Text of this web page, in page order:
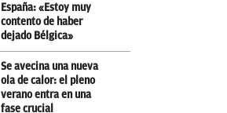
España: «Estoy muy
contento de haber
dejado Bélgica»
Se avecina una nueva
ola de calor: el pleno
verano entra en una
fase crucial